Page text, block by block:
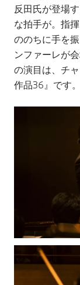
反田氏が登場
な拍手が。指
ののちに手を
ンファーレが
の演目は、チ
作品36』です。